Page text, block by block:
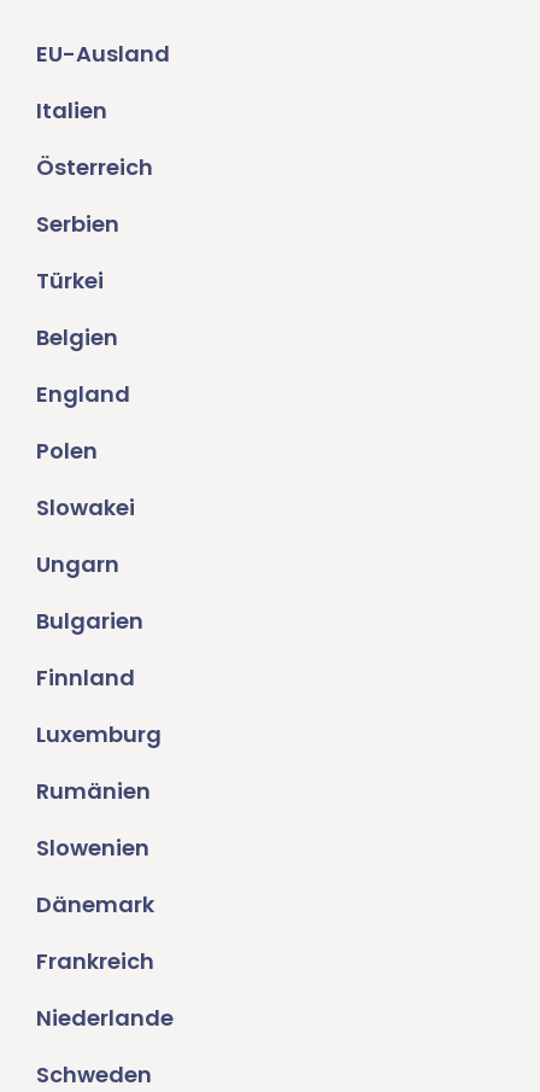
EU-Ausland
Italien
Österreich
Serbien
Türkei
Belgien
England
Polen
Slowakei
Ungarn
Bulgarien
Finnland
Luxemburg
Rumänien
Slowenien
Dänemark
Frankreich
Niederlande
Schweden